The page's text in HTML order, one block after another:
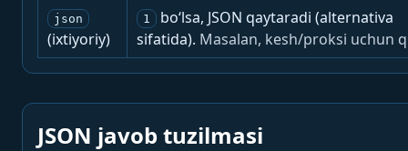
json
(ixtiyoriy)
1
bo‘lsa, JSON qaytaradi (alternativa
sifatida). Masalan, kesh/proksi uchun
JSON javob tuzilmasi